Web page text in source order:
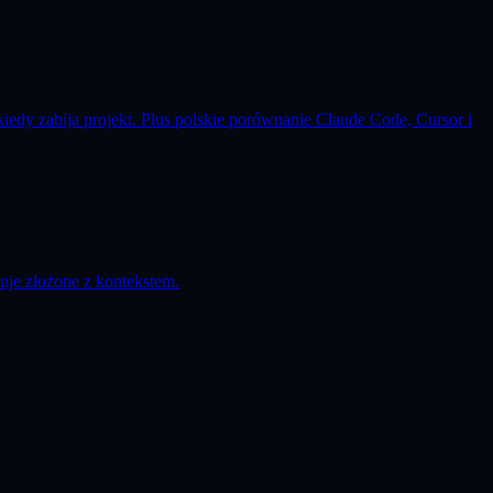
zabija projekt. Plus polskie porównanie Claude Code, Cursor i
złożone z kontekstem.